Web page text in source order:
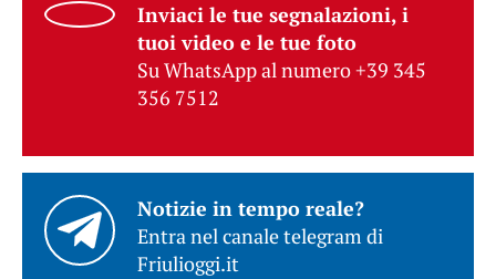
Inviaci le tue segnalazioni, i
tuoi video e le tue foto
Su WhatsApp al numero +39 345
356 7512
Notizie in tempo reale?
Entra nel canale telegram di
Friulioggi.it